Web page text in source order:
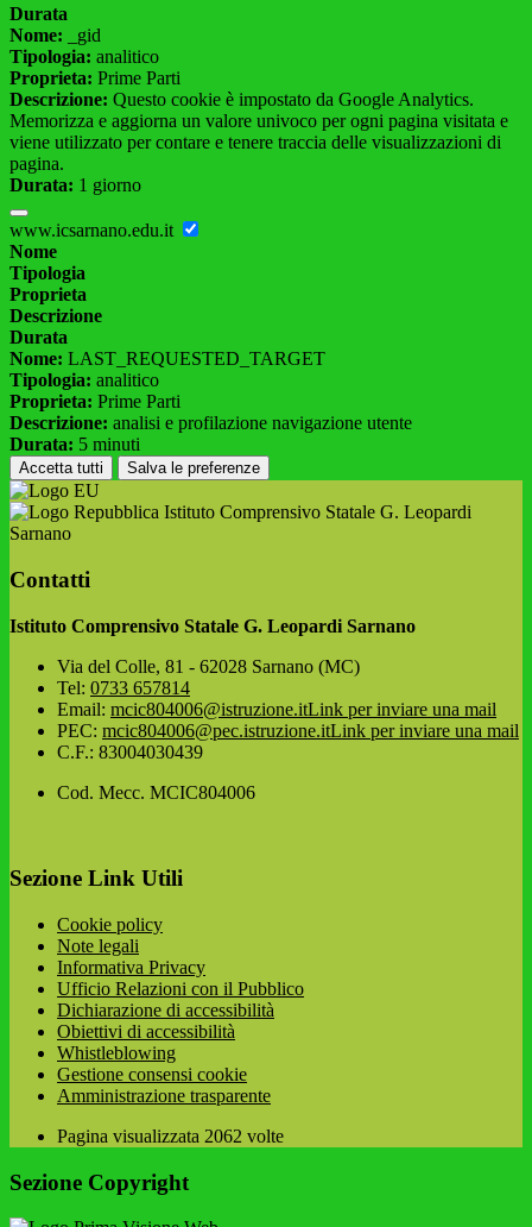
Durata
Nome: _gid
Tipologia: analitico
Proprieta: Prime Parti
Descrizione: Questo cookie è impostato da Google Analytics.
Memorizza e aggiorna un valore univoco per ogni pagina visitata e
viene utilizzato per contare e tenere traccia delle visualizzazioni di
pagina.
Durata: 1 giorno
www.icsarnano.edu.it
Nome
Tipologia
Proprieta
Descrizione
Durata
Nome: LAST_REQUESTED_TARGET
Tipologia: analitico
Proprieta: Prime Parti
Descrizione: analisi e profilazione navigazione utente
Durata: 5 minuti
Accetta tutti Salva le preferenze
Istituto Comprensivo Statale G. Leopardi
Sarnano
Contatti
Istituto Comprensivo Statale G. Leopardi Sarnano
Via del Colle, 81 - 62028 Sarnano (MC)
Tel: 0733 657814
Email: mcic804006@istruzione.itLink per inviare una mail
PEC: mcic804006@pec.istruzione.itLink per inviare una mail
C.F.: 83004030439
Cod. Mecc. MCIC804006
Sezione Link Utili
Cookie policy
Note legali
Informativa Privacy
Ufficio Relazioni con il Pubblico
Dichiarazione di accessibilità
Obiettivi di accessibilità
Whistleblowing
Gestione consensi cookie
Amministrazione trasparente
Pagina visualizzata 2062 volte
Sezione Copyright